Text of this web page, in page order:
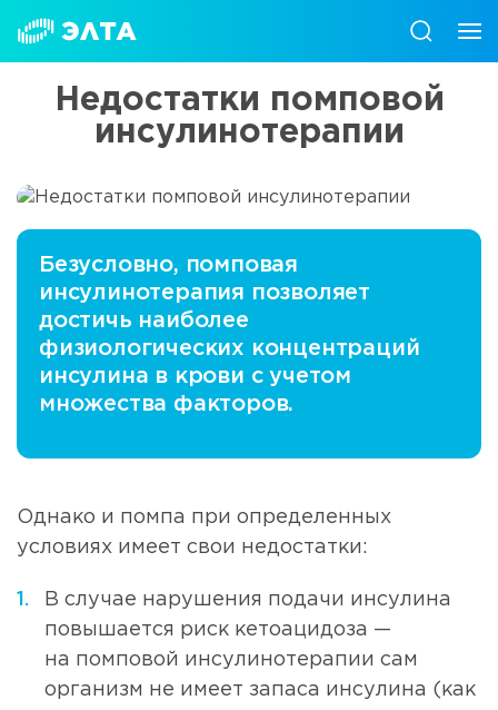
Недостатки помповой
инсулинотерапии
Безусловно, помповая
инсулинотерапия позволяет
достичь наиболее
физиологических концентраций
инсулина в крови с учетом
множества факторов.
Однако и помпа при определенных
условиях имеет свои недостатки:
В случае нарушения подачи инсулина
повышается риск кетоацидоза —
на помповой инсулинотерапии сам
организм не имеет запаса инсулина (как